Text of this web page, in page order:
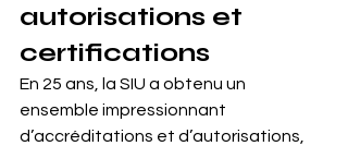
autorisations et
certifications
En 25 ans, la SIU a obtenu un
ensemble impressionnant
d’accréditations et d’autorisations,